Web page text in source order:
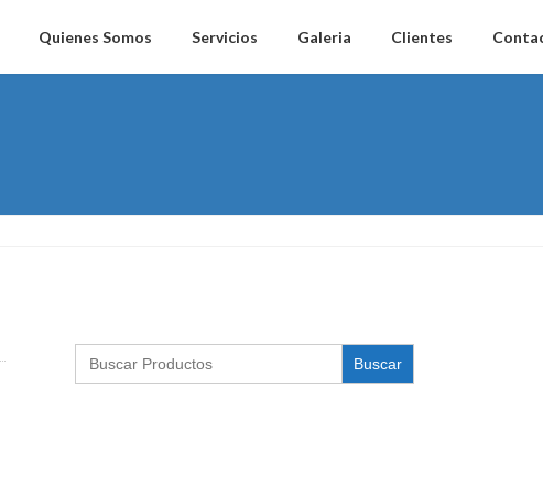
Quienes Somos Servicios Galeria Clientes
Search
for: